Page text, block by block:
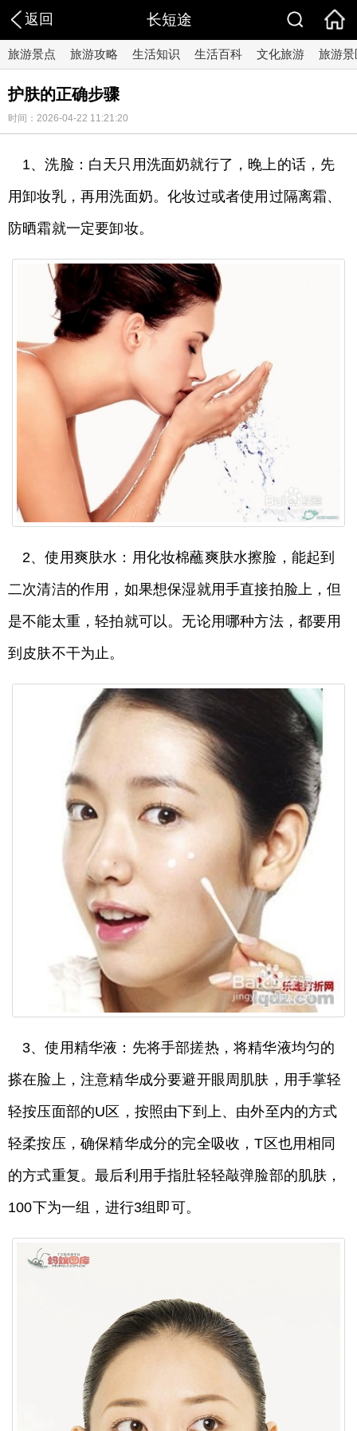
返回 长短途
旅游景点 旅游攻略 生活知识 生活百科 文化旅游 旅游景
护肤的正确步骤
时间：2026-04-22 11:21:20
1、洗脸：白天只用洗面奶就行了，晚上的话，先
用卸妆乳，再用洗面奶。化妆过或者使用过隔离霜、
防晒霜就一定要卸妆。
2、使用爽肤水：用化妆棉蘸爽肤水擦脸，能起到
二次清洁的作用，如果想保湿就用手直接拍脸上，但
是不能太重，轻拍就可以。无论用哪种方法，都要用
到皮肤不干为止。
3、使用精华液：先将手部搓热，将精华液均匀的
搽在脸上，注意精华成分要避开眼周肌肤，用手掌轻
轻按压面部的U区，按照由下到上、由外至内的方式
轻柔按压，确保精华成分的完全吸收，T区也用相同
的方式重复。最后利用手指肚轻轻敲弹脸部的肌肤，
100下为一组，进行3组即可。